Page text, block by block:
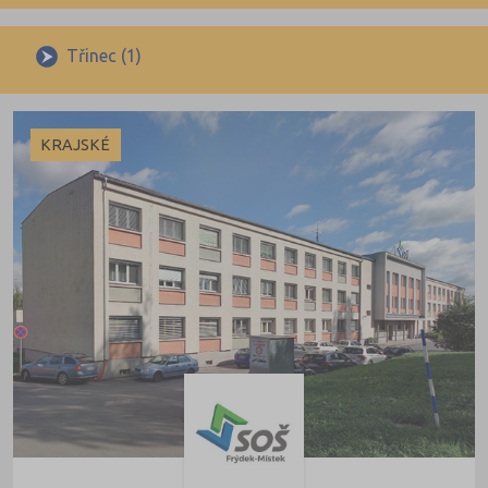
Beroun (2)
Blansko (3)
Brno-město (8)
Brno-venkov (2)
Bruntál (4)
Břeclav (4)
Česká Lípa (2)
České Budějovice (6)
Český Krumlov (3)
Děčín (5)
Domažlice (2)
Frýdek-Místek (6)
Třinec (1)
KRAJSKÉ